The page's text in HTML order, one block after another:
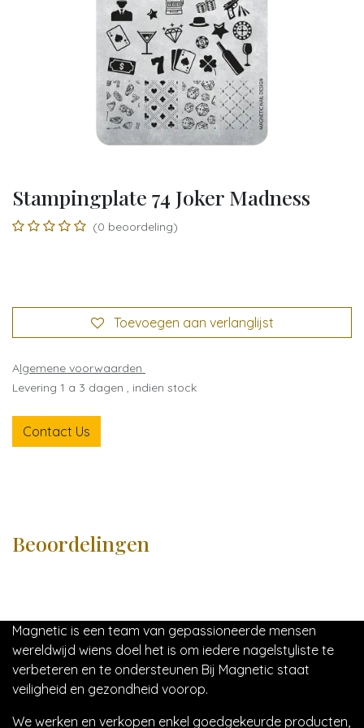
Stampingplate 74 Joker Madness
(0 beoordeling)
Toevoegen aan verlanglijst
Algemene voorwaarden
Levering 1 a 3 dagen , indien stock
Contact Us
Beoordelingen
Magnetic is een team van gepassioneerde mensen
wereldwijd wiens doel het is om iedere nagelstyliste te
verbeteren en te ondersteunen Bij Magnetic staat
veiligheid en gezondheid voorop.
We werken en verkopen enkel goedgekeurde producten,